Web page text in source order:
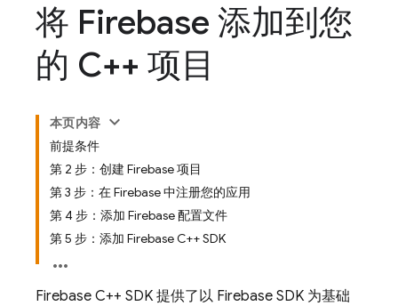
将 Firebase 添加到您
的 C++ 项目
本页内容
前提条件
第 2 步：创建 Firebase 项目
第 3 步：在 Firebase 中注册您的应用
第 4 步：添加 Firebase 配置文件
第 5 步：添加 Firebase C++ SDK
Firebase C++ SDK 提供了以 Firebase SDK 为基础